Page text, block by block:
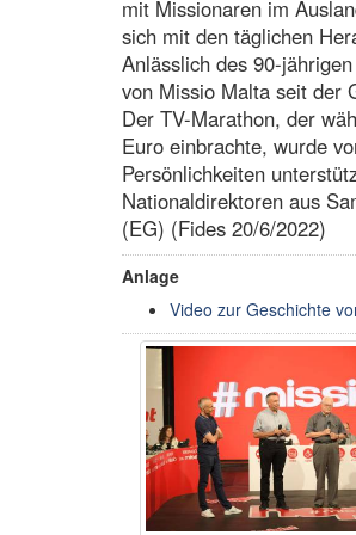
mit Missionaren im
sich mit den täglichen
Anlässlich des 90-
von Missio Malta seit der
Der TV-Marathon, der
Euro einbrachte, wurde
Persönlichkeiten
Nationaldirektoren aus
(EG) (Fides 20/6/2022)
Anlage
Video zur Geschichte